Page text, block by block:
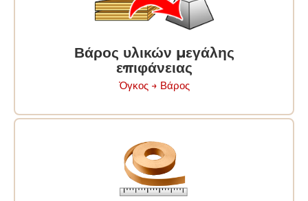
Βάρος υλικών μεγάλης
επιφάνειας
Ὀγκος → Βάρος